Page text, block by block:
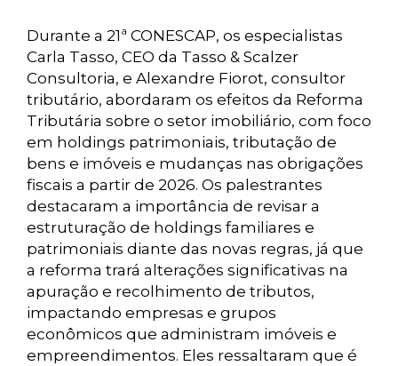
Durante a 21ª CONESCAP, os especialistas
Carla Tasso, CEO da Tasso & Scalzer
Consultoria, e Alexandre Fiorot, consultor
tributário, abordaram os efeitos da Reforma
Tributária sobre o setor imobiliário, com foco
em holdings patrimoniais, tributação de
bens e imóveis e mudanças nas obrigações
fiscais a partir de 2026. Os palestrantes
destacaram a importância de revisar a
estruturação de holdings familiares e
patrimoniais diante das novas regras, já que
a reforma trará alterações significativas na
apuração e recolhimento de tributos,
impactando empresas e grupos
econômicos que administram imóveis e
empreendimentos. Eles ressaltaram que é